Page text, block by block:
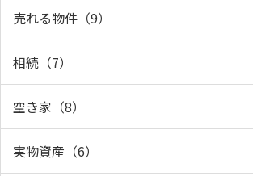
売れる物件（9）
相続（7）
空き家（8）
実物資産（6）